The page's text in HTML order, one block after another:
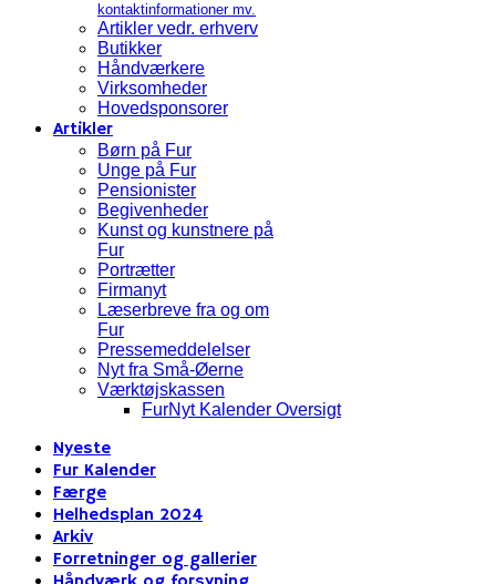
kontaktinformationer mv.
Artikler vedr. erhverv
Butikker
Håndværkere
Virksomheder
Hovedsponsorer
Artikler
Børn på Fur
Unge på Fur
Pensionister
Begivenheder
Kunst og kunstnere på
Fur
Portrætter
Firmanyt
Læserbreve fra og om
Fur
Pressemeddelelser
Nyt fra Små-Øerne
Værktøjskassen
FurNyt Kalender Oversigt
Nyeste
Fur Kalender
Færge
Helhedsplan 2024
Arkiv
Forretninger og gallerier